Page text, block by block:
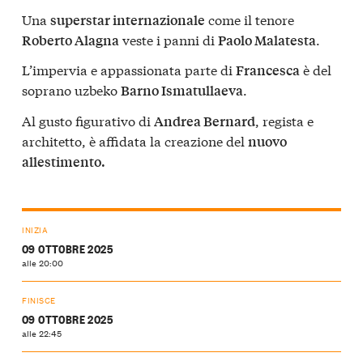
Una superstar internazionale come il tenore
Roberto Alagnaveste i panni di Paolo Malatesta.
L’impervia e appassionata parte di Francescaè del
soprano uzbekoBarno Ismatullaeva.
Al gusto figurativo di Andrea Bernard, regista e
architetto, è affidata la creazione del nuovo
allestimento.
INIZIA
09 OTTOBRE 2025
alle 20:00
FINISCE
09 OTTOBRE 2025
alle 22:45